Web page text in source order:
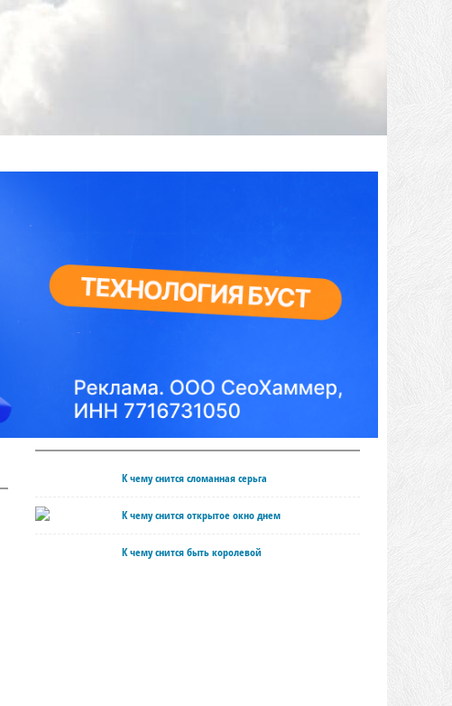
К чему снится сломанная серьга
К чему снится открытое окно днем
К чему снится быть королевой